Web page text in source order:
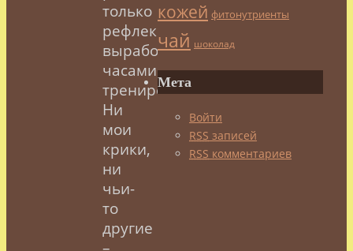
только
рефлексы,
выработанные
часами
тренировок.
Ни
мои
крики,
ни
чьи-
то
другие
кожей фитонутриенты
чай шоколад
Мета
Войти
RSS записей
RSS комментариев